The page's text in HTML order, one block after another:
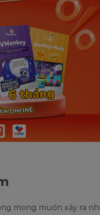
mong muốn xảy ra